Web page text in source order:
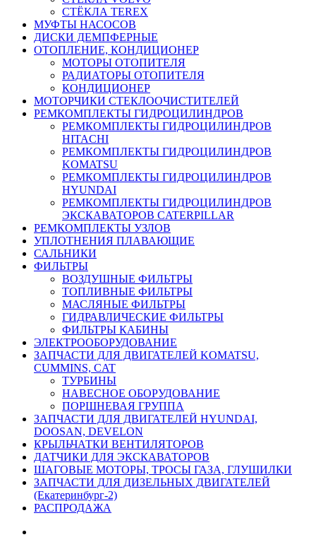
СТЁКЛА TEREX
МУФТЫ НАСОСОВ
ДИСКИ ДЕМПФЕРНЫЕ
ОТОПЛЕНИЕ, КОНДИЦИОНЕР
МОТОРЫ ОТОПИТЕЛЯ
РАДИАТОРЫ ОТОПИТЕЛЯ
КОНДИЦИОНЕР
МОТОРЧИКИ СТЕКЛООЧИСТИТЕЛЕЙ
РЕМКОМПЛЕКТЫ ГИДРОЦИЛИНДРОВ
РЕМКОМПЛЕКТЫ ГИДРОЦИЛИНДРОВ
HITACHI
РЕМКОМПЛЕКТЫ ГИДРОЦИЛИНДРОВ
KOMATSU
РЕМКОМПЛЕКТЫ ГИДРОЦИЛИНДРОВ
HYUNDAI
РЕМКОМПЛЕКТЫ ГИДРОЦИЛИНДРОВ
ЭКСКАВАТОРОВ CATERPILLAR
РЕМКОМПЛЕКТЫ УЗЛОВ
УПЛОТНЕНИЯ ПЛАВАЮЩИЕ
САЛЬНИКИ
ФИЛЬТРЫ
ВОЗДУШНЫЕ ФИЛЬТРЫ
ТОПЛИВНЫЕ ФИЛЬТРЫ
МАСЛЯНЫЕ ФИЛЬТРЫ
ГИДРАВЛИЧЕСКИЕ ФИЛЬТРЫ
ФИЛЬТРЫ КАБИНЫ
ЭЛЕКТРООБОРУДОВАНИЕ
ЗАПЧАСТИ ДЛЯ ДВИГАТЕЛЕЙ KOMATSU,
CUMMINS, CAT
ТУРБИНЫ
НАВЕСНОЕ ОБОРУДОВАНИЕ
ПОРШНЕВАЯ ГРУППА
ЗАПЧАСТИ ДЛЯ ДВИГАТЕЛЕЙ HYUNDAI,
DOOSAN, DEVELON
КРЫЛЬЧАТКИ ВЕНТИЛЯТОРОВ
ДАТЧИКИ ДЛЯ ЭКСКАВАТОРОВ
ШАГОВЫЕ МОТОРЫ, ТРОСЫ ГАЗА, ГЛУШИЛКИ
ЗАПЧАСТИ ДЛЯ ДИЗЕЛЬНЫХ ДВИГАТЕЛЕЙ
(Екатеринбург-2)
РАСПРОДАЖА